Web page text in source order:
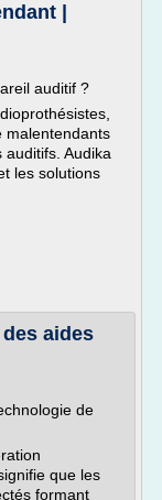
|
auditif ?
malentendants
Audika
les solutions
aides
de
que les
formant